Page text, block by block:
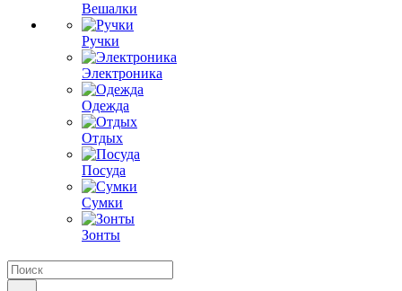
Вешалки
Ручки
Электроника
Одежда
Отдых
Посуда
Сумки
Зонты